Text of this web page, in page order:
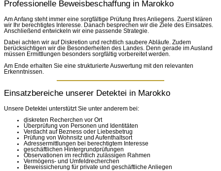
Professionelle Beweisbeschaffung in Marokko
Am Anfang steht immer eine sorgfältige Prüfung Ihres Anliegens. Zuerst klären
wir Ihr berechtigtes Interesse. Danach besprechen wir die Ziele des Einsatzes.
Anschließend entwickeln wir eine passende Strategie.
Dabei achten wir auf Diskretion und rechtlich saubere Abläufe. Zudem
berücksichtigen wir die Besonderheiten des Landes. Denn gerade im Ausland
müssen Ermittlungen besonders sorgfältig vorbereitet werden.
Am Ende erhalten Sie eine strukturierte Auswertung mit den relevanten
Erkenntnissen.
Einsatzbereiche unserer Detektei in Marokko
Unsere Detektei unterstützt Sie unter anderem bei:
diskreten Recherchen vor Ort
Überprüfung von Personen und Identitäten
Verdacht auf Bezness oder Liebesbetrug
Prüfung von Wohnsitz und Aufenthaltsort
Adressermittlungen bei berechtigtem Interesse
geschäftlichen Hintergrundprüfungen
Observationen im rechtlich zulässigen Rahmen
Vermögens- und Umfeldrecherchen
Beweissicherung für private und geschäftliche Anliegen